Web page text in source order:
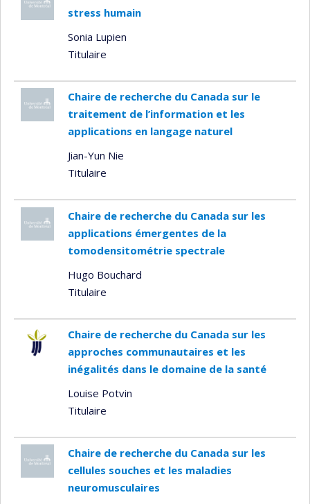
stress humain
Sonia Lupien
Titulaire
Chaire de recherche du Canada sur le
traitement de l’information et les
applications en langage naturel
Jian-Yun Nie
Titulaire
Chaire de recherche du Canada sur les
applications émergentes de la
tomodensitométrie spectrale
Hugo Bouchard
Titulaire
Chaire de recherche du Canada sur les
approches communautaires et les
inégalités dans le domaine de la santé
Louise Potvin
Titulaire
Chaire de recherche du Canada sur les
cellules souches et les maladies
neuromusculaires